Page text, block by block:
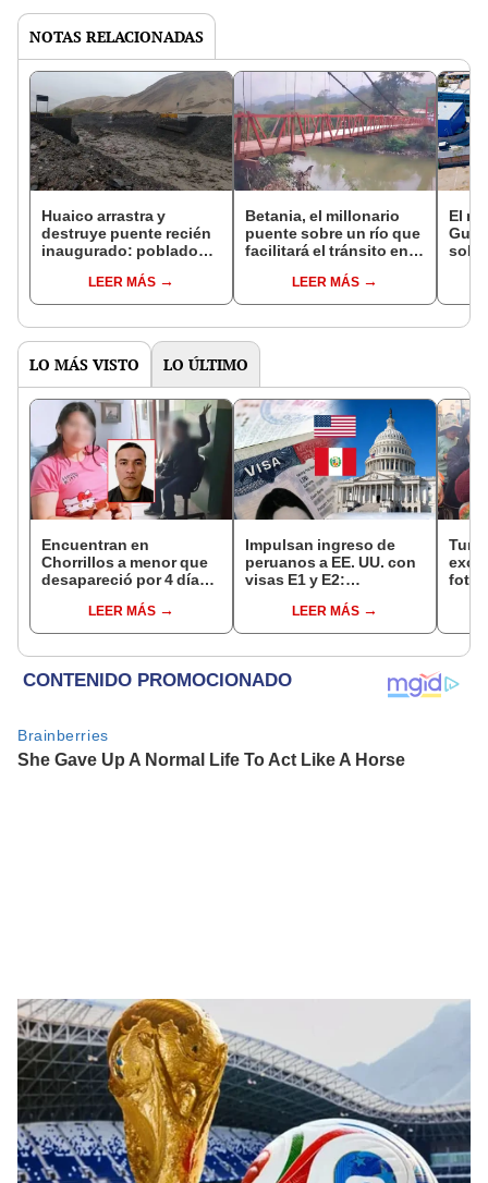
NOTAS RELACIONADAS
Huaico arrastra y
destruye puente recién
inaugurado: poblados
incomunicados
LEER MÁS
Betania, el millonario
puente sobre un río que
facilitará el tránsito en la
en un añoLEER MÁS
El
75
total
LO MÁS VISTO LO ÚLTIMO
Encuentran en
Chorrillos a menor que
desapareció por 4 días
sujeto que conoció en
Roblox: PNP busca al
LEER MÁS
Impulsan ingreso de
peruanos a EE. UU. con
visas E1 y E2:
pymes serían los más
beneficiados
LEER MÁS